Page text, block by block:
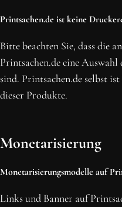
Printsachen.de ist keine
Bitte beachten Sie, dass die
Printsachen.de eine
sind. Printsachen.de selbst
dieser Produkte.
Monetarisierung
Monetarisierungsmodelle auf
Links und Banner auf